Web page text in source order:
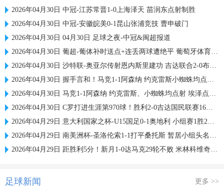
2026年04月30日 中冠-江苏常晋1-0上海泽天 苗润东点射制胜
2026年04月30日 中冠-安徽皖美0-1昆山张浦竞技 曹申破门
2026年04月30日 04月30日 足球之夜-中冠&闽超报道
2026年04月30日 葡超-葡体补时送点+连丢两球遭绝平 葡萄牙体育2-2通德拉
2026年04月30日 沙特联-奥亚尔传射恩内斯里建功 吉达联合2-0布赖代合作
2026年04月30日 握手言和！马竞1-1阿森纳 约克雷斯小蜘蛛均点射 埃泽点球被取消
2026年04月30日 马竞1-1阿森纳 约克雷斯、小蜘蛛均点射 埃泽点球被取消
2026年04月30日 C罗打进生涯第970球！胜利2-0吉达国民联赛16连胜+多赛1场8分领跑
2026年04月29日 意大利国家之杯-U15国足0-1奥地利 小组赛1胜2负 5月1日战排位赛
2026年04月29日 南美洲杯-圣洛伦索1-1打平桑托斯 暂居小组头名&桑托斯垫底
2026年04月29日 距胜利5分！新月1-0达马克29轮不败 米林科维奇头球制胜特奥助攻
足球新闻 更多 >>